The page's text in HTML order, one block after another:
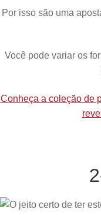
Por isso são uma
Você pode variar os
Conheça a coleção de